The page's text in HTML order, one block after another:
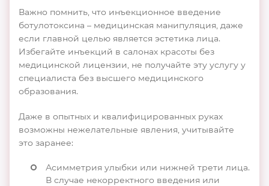
Важно помнить, что инъекционное введение
ботулотоксина – медицинская манипуляция, даже
если главной целью является эстетика лица.
Избегайте инъекций в салонах красоты без
медицинской лицензии, не получайте эту услугу у
специалиста без высшего медицинского
образования.
Даже в опытных и квалифицированных руках
возможны нежелательные явления, учитывайте
это заранее:
Асимметрия улыбки или нижней трети лица.
В случае некорректного введения или